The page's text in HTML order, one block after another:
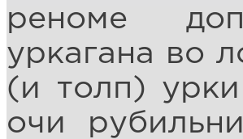
реноме
уркагана во
(и толп)
очи